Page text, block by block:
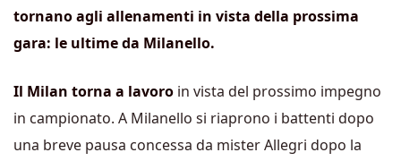
tornano agli allenamenti in vista della prossima
gara: le ultime da Milanello.
Il Milan torna a lavoro in vista del prossimo impegno
in campionato. A Milanello si riaprono i battenti dopo
una breve pausa concessa da mister Allegri dopo la